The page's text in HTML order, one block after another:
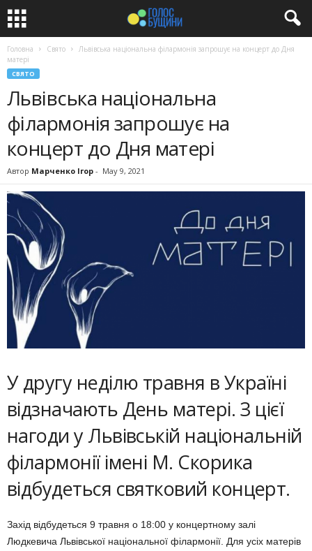
Головна Свято
Львівська національна філармонія запрошує на концерт до Дня
матері
СВЯТО
Львівська національна
філармонія запрошує на
концерт до Дня матері
Автор Марченко Ігор - May 9, 2021
У другу неділю травня в Україні
відзначають День матері. З цієї
нагоди у Львівській національній
філармонії імені М. Скорика
відбудеться святковий концерт.
Захід відбудеться 9 травня о 18:00 у концертному залі
Людкевича Львівської національної філармонії. Для усіх матерів